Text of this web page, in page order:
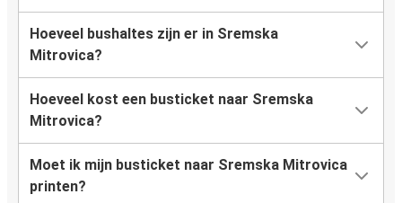
Hoeveel bushaltes zijn er in Sremska
Mitrovica?
Hoeveel kost een busticket naar Sremska
Mitrovica?
Moet ik mijn busticket naar Sremska Mitrovica
printen?